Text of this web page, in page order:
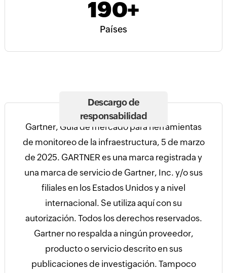
190+
Países
Descargo de
responsabilidad
Gartner, Guía de mercado para herramientas
de monitoreo de la infraestructura, 5 de marzo
de 2025. GARTNER es una marca registrada y
una marca de servicio de Gartner, Inc. y/o sus
filiales en los Estados Unidos y a nivel
internacional. Se utiliza aquí con su
autorización. Todos los derechos reservados.
Gartner no respalda a ningún proveedor,
producto o servicio descrito en sus
publicaciones de investigación. Tampoco